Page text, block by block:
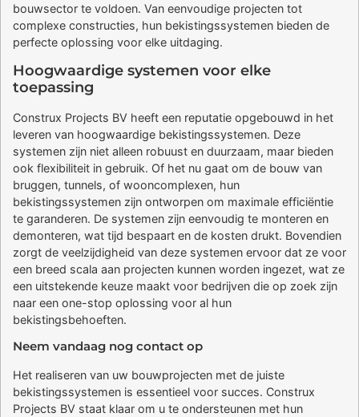
bouwsector te voldoen. Van eenvoudige projecten tot
complexe constructies, hun bekistingssystemen bieden de
perfecte oplossing voor elke uitdaging.
Hoogwaardige systemen voor elke
toepassing
Construx Projects BV heeft een reputatie opgebouwd in het
leveren van hoogwaardige bekistingssystemen. Deze
systemen zijn niet alleen robuust en duurzaam, maar bieden
ook flexibiliteit in gebruik. Of het nu gaat om de bouw van
bruggen, tunnels, of wooncomplexen, hun
bekistingssystemen zijn ontworpen om maximale efficiëntie
te garanderen. De systemen zijn eenvoudig te monteren en
demonteren, wat tijd bespaart en de kosten drukt. Bovendien
zorgt de veelzijdigheid van deze systemen ervoor dat ze voor
een breed scala aan projecten kunnen worden ingezet, wat ze
een uitstekende keuze maakt voor bedrijven die op zoek zijn
naar een one-stop oplossing voor al hun
bekistingsbehoeften.
Neem vandaag nog contact op
Het realiseren van uw bouwprojecten met de juiste
bekistingssystemen is essentieel voor succes. Construx
Projects BV staat klaar om u te ondersteunen met hun